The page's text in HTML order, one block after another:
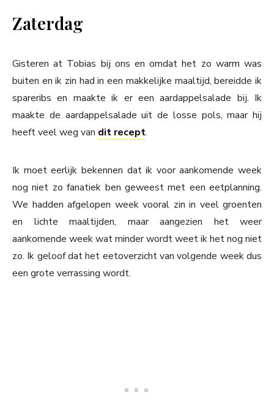
Zaterdag
Gisteren at Tobias bij ons en omdat het zo warm was
buiten en ik zin had in een makkelijke maaltijd, bereidde ik
spareribs en maakte ik er een aardappelsalade bij. Ik
maakte de aardappelsalade uit de losse pols, maar hij
heeft veel weg van dit recept.
Ik moet eerlijk bekennen dat ik voor aankomende week
nog niet zo fanatiek ben geweest met een eetplanning.
We hadden afgelopen week vooral zin in veel groenten
en lichte maaltijden, maar aangezien het weer
aankomende week wat minder wordt weet ik het nog niet
zo. Ik geloof dat het eetoverzicht van volgende week dus
een grote verrassing wordt.